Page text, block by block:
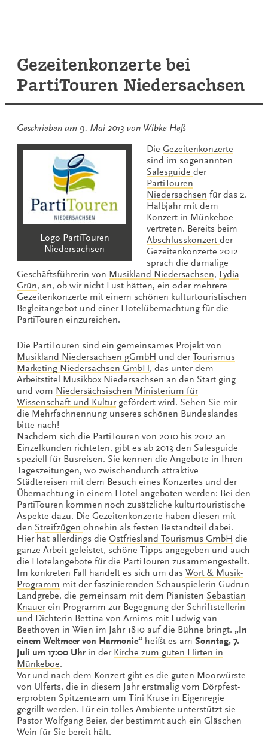
Gezeitenkonzerte bei
PartiTouren Niedersachsen
Geschrieben am 9. Mai 2013 von Wibke Heß
Logo PartiTouren
Niedersachsen
Die Gezeitenkonzerte
sind im sogenannten
Salesguide der
PartiTouren
Niedersachsen für das 2.
Halbjahr mit dem
Konzert in Münkeboe
vertreten. Bereits beim
Abschlusskonzert der
Gezeitenkonzerte 2012
sprach die damalige
Geschäftsführerin von Musikland Niedersachsen, Lydia
Grün, an, ob wir nicht Lust hätten, ein oder mehrere
Gezeitenkonzerte mit einem schönen kulturtouristischen
Begleitangebot und einer Hotelübernachtung für die
PartiTouren einzureichen.
Die PartiTouren sind ein gemeinsames Projekt von
Musikland Niedersachsen gGmbH und derTourismus
Marketing Niedersachsen GmbH, das unter dem
Arbeitstitel Musikbox Niedersachsen an den Start ging
und vom Niedersächsischen Ministerium für
Wissenschaft und Kulturgefördert wird. Sehen Sie mir
die Mehrfachnennung unseres schönen Bundeslandes
bitte nach!
Nachdem sich die PartiTouren von 2010 bis 2012 an
Einzelkunden richteten, gibt es ab 2013 den Salesguide
speziell für Busreisen. Sie kennen die Angebote in Ihren
Tageszeitungen, wo zwischendurch attraktive
Städtereisen mit dem Besuch eines Konzertes und der
Übernachtung in einem Hotel angeboten werden: Bei den
PartiTouren kommen noch zusätzliche kulturtouristische
Aspekte dazu. Die Gezeitenkonzerte haben diesen mit
den Streifzügen ohnehin als festen Bestandteil dabei.
Hier hat allerdings die Ostfriesland Tourismus GmbH die
ganze Arbeit geleistet, schöne Tipps angegeben und auch
die Hotelangebote für die PartiTouren zusammengestellt.
Im konkreten Fall handelt es sich um das Wort & Musik-
Programm mit der faszinierenden Schauspielerin Gudrun
Landgrebe, die gemeinsam mit dem Pianisten Sebastian
Knauerein Programm zur Begegnung der Schriftstellerin
und Dichterin Bettina von Arnims mit Ludwig van
Beethoven in Wien im Jahr 1810 auf die Bühne bringt. „In
einem Weltmeer von Harmonie“ heißt es am Sonntag, 7.
Juli um 17:00 Uhrin der Kirche zum guten Hirten in
Münkeboe.
Vor und nach dem Konzert gibt es die guten Moorwürste
von Ulferts, die in diesem Jahr erstmalig vom Dörpfest-
erprobten Spitzenteam um Tini Kruse in Eigenregie
gegrillt werden. Für ein tolles Ambiente unterstützt sie
Pastor Wolfgang Beier, der bestimmt auch ein Gläschen
Wein für Sie bereit hält.